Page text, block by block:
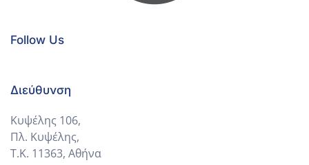
Follow Us
Διεύθυνση
Κυψέλης 106,
Πλ. Κυψέλης,
Τ.Κ. 11363, Αθήνα